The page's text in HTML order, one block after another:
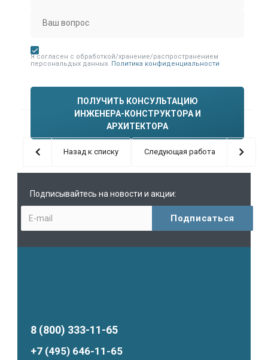
Я согласен с обработкой/хранение/распространением
персональдых данных. Политика конфиденциальности
ПОЛУЧИТЬ КОНСУЛЬТАЦИЮ
ИНЖЕНЕРА-КОНСТРУКТОРА И
АРХИТЕКТОРА
Назад к списку Следующая работа
Подписывайтесь на новости и акции:
8 (800) 333-11-65
+7 (495) 646-11-65